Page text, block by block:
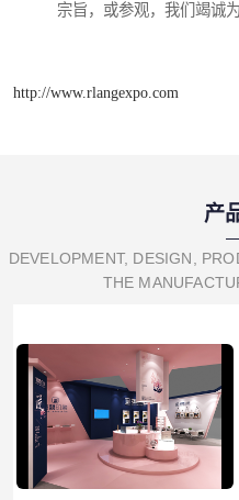
宗旨，或参观，我们竭诚为
http://www.rlangexpo.com
产
DEVELOPMENT, DESIGN,
THE